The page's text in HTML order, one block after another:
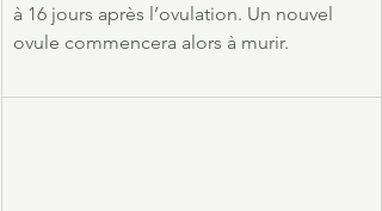
à 16 jours après l’ovulation. Un nouvel
ovule commencera alors à murir.